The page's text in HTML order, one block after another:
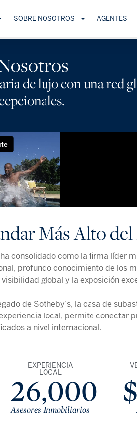
SOBRE NOSOTROS AGENTES
de lujo con una red
Más Alto
consolidado como la firma líder
profundo conocimiento de los
global y la exposición
de Sotheby’s, la casa de
local, permite conectar
a nivel internacional.
EXPERIENCIA
LOCAL
26,000
Asesores Inmobiliarios